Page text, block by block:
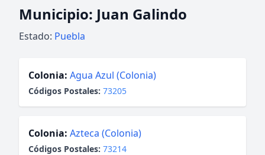
Municipio: Juan Galindo
Estado: Puebla
Colonia: Agua Azul (Colonia)
Códigos Postales: 73205
Colonia: Azteca (Colonia)
Códigos Postales: 73214